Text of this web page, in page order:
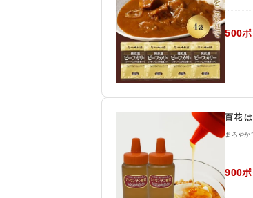
500ポ
百花
まろやか
900ポ